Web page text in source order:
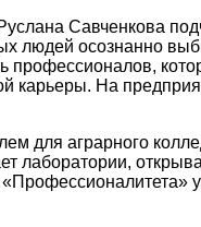
Савченкова
людей осознанно
профессионалов,
карьеры. На
для аграрного
лаборатории,